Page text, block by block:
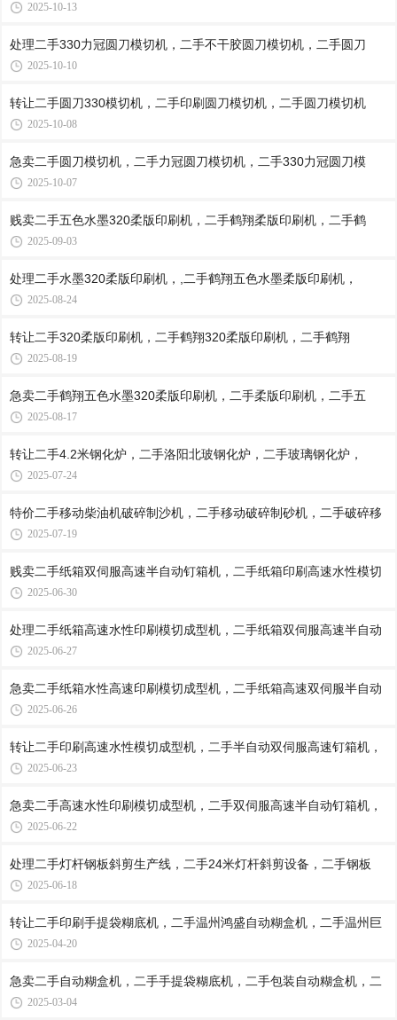
2025-10-13
处理二手330力冠圆刀模切机，二手不干胶圆刀模切机，二手圆刀
2025-10-10
转让二手圆刀330模切机，二手印刷圆刀模切机，二手圆刀模切机
2025-10-08
急卖二手圆刀模切机，二手力冠圆刀模切机，二手330力冠圆刀模
2025-10-07
贱卖二手五色水墨320柔版印刷机，二手鹤翔柔版印刷机，二手鹤
2025-09-03
处理二手水墨320柔版印刷机，,二手鹤翔五色水墨柔版印刷机，
2025-08-24
转让二手320柔版印刷机，二手鹤翔320柔版印刷机，二手鹤翔
2025-08-19
急卖二手鹤翔五色水墨320柔版印刷机，二手柔版印刷机，二手五
2025-08-17
转让二手4.2米钢化炉，二手洛阳北玻钢化炉，二手玻璃钢化炉，
2025-07-24
特价二手移动柴油机破碎制沙机，二手移动破碎制砂机，二手破碎移
2025-07-19
贱卖二手纸箱双伺服高速半自动钉箱机，二手纸箱印刷高速水性模切
2025-06-30
处理二手纸箱高速水性印刷模切成型机，二手纸箱双伺服高速半自动
2025-06-27
急卖二手纸箱水性高速印刷模切成型机，二手纸箱高速双伺服半自动
2025-06-26
转让二手印刷高速水性模切成型机，二手半自动双伺服高速钉箱机，
2025-06-23
急卖二手高速水性印刷模切成型机，二手双伺服高速半自动钉箱机，
2025-06-22
处理二手灯杆钢板斜剪生产线，二手24米灯杆斜剪设备，二手钢板
2025-06-18
转让二手印刷手提袋糊底机，二手温州鸿盛自动糊盒机，二手温州巨
2025-04-20
急卖二手自动糊盒机，二手手提袋糊底机，二手包装自动糊盒机，二
2025-03-04